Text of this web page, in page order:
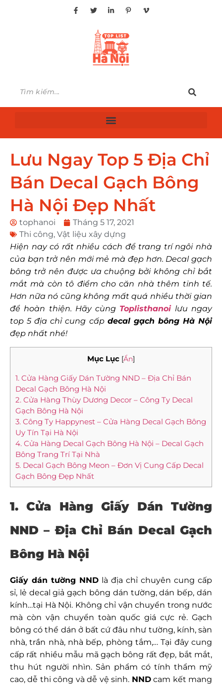
Lưu Ngay Top 5 Địa Chỉ
Bán Decal Gạch Bông
Hà Nội Đẹp Nhất
tophanoi
Tháng 5 17, 2021
Thi công, Vật liệu xây dựng
Hiện nay có rất nhiều cách để trang trí ngôi nhà
của bạn trở nên mới mẻ mà đẹp hơn. Decal gạch
bông trở nên được ưa chuộng bởi không chỉ bắt
mắt mà còn tô điểm cho căn nhà thêm tinh tế.
Hơn nữa nó cũng không mất quá nhiều thời gian
để hoàn thiện. Hãy cùng Toplisthanoi lưu ngay
top 5 địa chỉ cung cấp decal gạch bông Hà Nội
đẹp nhất nhé!
Mục Lục [Ẩn]
1. Cửa Hàng Giấy Dán Tường NND – Địa Chỉ Bán
Decal Gạch Bông Hà Nội
2. Cửa Hàng Thùy Dương Decor – Công Ty Decal
Gạch Bông Hà Nội
3. Công Ty Happynest – Cửa Hàng Decal Gạch Bông
Uy Tín Tại Hà Nội
4. Cửa Hàng Decal Gạch Bông Hà Nội – Decal Gạch
Bông Trang Trí Tại Nhà
5. Decal Gạch Bông Meon – Đơn Vị Cung Cấp Decal
Gạch Bông Đẹp Nhất
1. Cửa Hàng Giấy Dán Tường
NND –Địa Chỉ Bán Decal Gạch
Bông Hà Nội
Giấy dán tường NND là địa chỉ chuyên cung cấp
sỉ, lẻ decal giả gạch bông dán tường, dán bếp, dán
kính…tại Hà Nội. Không chỉ vận chuyển trong nước
mà còn vận chuyển toàn quốc giá cực rẻ. Gạch
bông có thể dán ở bất cứ đâu như tường, kính, sàn
nhà, trần nhà, nhà bếp, phòng tắm,… Tại đây cung
cấp rất nhiều mẫu mã gạch bông rất đẹp, bắt mắt,
thu hút người nhìn. Sản phẩm có tính thẩm mỹ
cao, dễ thi công và dễ vệ sinh. NNDcam kết mang